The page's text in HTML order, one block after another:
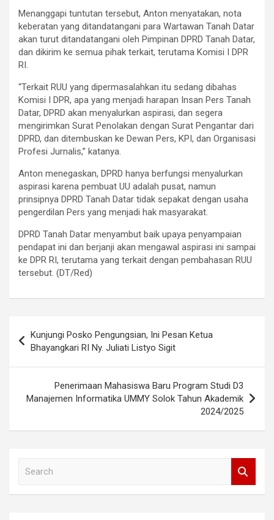
Menanggapi tuntutan tersebut, Anton menyatakan, nota
keberatan yang ditandatangani para Wartawan Tanah Datar
akan turut ditandatangani oleh Pimpinan DPRD Tanah Datar,
dan dikirim ke semua pihak terkait, terutama Komisi I DPR
RI.
“Terkait RUU yang dipermasalahkan itu sedang dibahas
Komisi I DPR, apa yang menjadi harapan Insan Pers Tanah
Datar, DPRD akan menyalurkan aspirasi, dan segera
mengirimkan Surat Penolakan dengan Surat Pengantar dari
DPRD, dan ditembuskan ke Dewan Pers, KPI, dan Organisasi
Profesi Jurnalis,” katanya.
Anton menegaskan, DPRD hanya berfungsi menyalurkan
aspirasi karena pembuat UU adalah pusat, namun
prinsipnya DPRD Tanah Datar tidak sepakat dengan usaha
pengerdilan Pers yang menjadi hak masyarakat.
DPRD Tanah Datar menyambut baik upaya penyampaian
pendapat ini dan berjanji akan mengawal aspirasi ini sampai
ke DPR RI, terutama yang terkait dengan pembahasan RUU
tersebut. (DT/Red)
navigation
Kunjungi Posko Pengungsian, Ini Pesan Ketua
Bhayangkari RI Ny. Juliati Listyo Sigit
Penerimaan Mahasiswa Baru Program Studi D3
Manajemen Informatika UMMY Solok Tahun Akademik
2024/2025